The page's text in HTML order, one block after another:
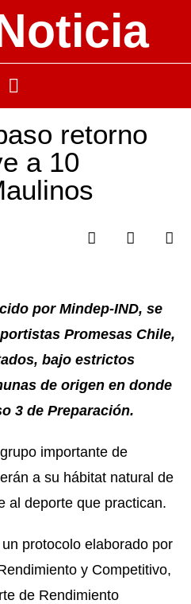
retorno
a 10
por Mindep-IND, se
Promesas Chile,
bajo estrictos
de origen en donde
3 de Preparación.
importante de
a su hábitat natural de
al deporte que practican.
protocolo elaborado por
y Competitivo,
de Rendimiento